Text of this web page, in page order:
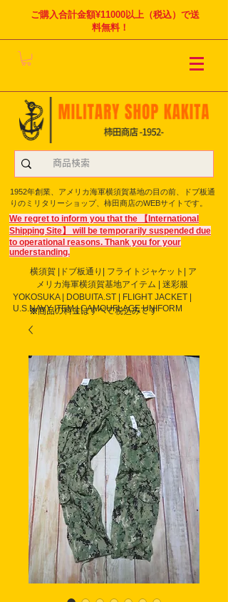
ご購入合計金額¥11000以上（税込）で送
料無料！
1952年創業、アメリカ海軍横須賀基地の目の前、ドブ板通
りのミリタリーショップ、柿田商店のWEBサイトです。
We regret to inform you that the 【International
Shipping Site】 will be temporarily suspended due
to operational reasons. Thank you for your
understanding.
横須賀 |ドブ板通り| フライト ジャケット| ア
メリカ海軍横須賀基地アイテム | 迷彩服
YOKOSUKA | DOBUITA.ST | FLIGHT JACKET |
U.S.NAVY ITEM | CAMOUFLAGE UNIFORM
※商品の料金はすべて税込みです